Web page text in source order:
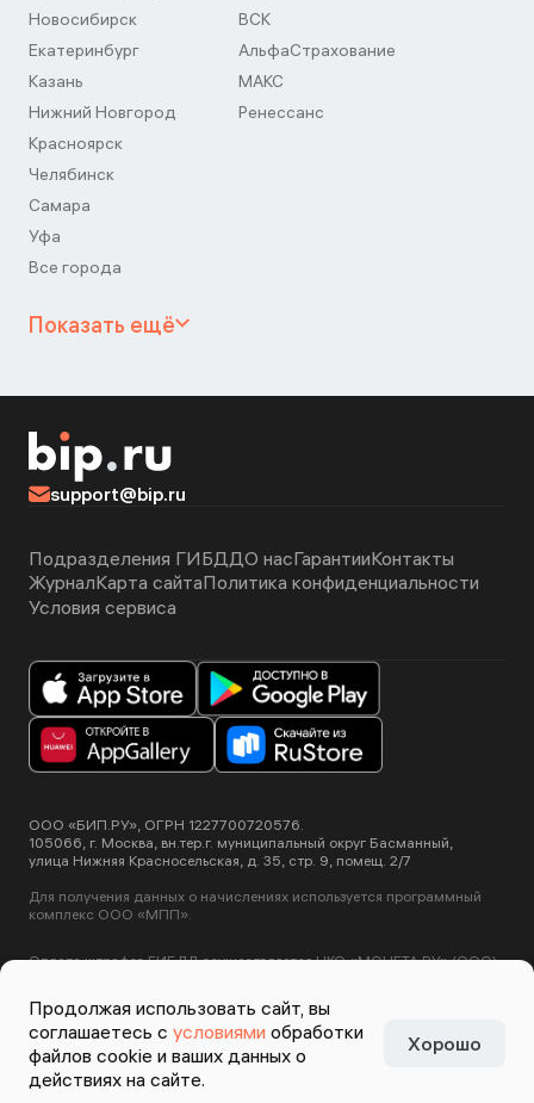
Продолжая использовать сайт, вы
соглашаетесь с условиями обработки
файлов cookie и ваших данных о
действиях на сайте.
Хорошо
Новосибирск
Екатеринбург
Казань
Нижний Новгород
Красноярск
Челябинск
Самара
Уфа
Все города
ВСК
АльфаСтрахование
МАКС
Ренессанс
Показать ещё
support@bip.ru
Подразделения ГИБДДО насГарантииКонтакты
ЖурналКарта сайтаПолитика конфиденциальности
Условия сервиса
ООО «БИП.РУ», ОГРН 1227700720576.
105066, г. Москва, вн.тер.г. муниципальный округ Басманный,
улица Нижняя Красносельская, д. 35, стр. 9, помещ. 2/7
Для получения данных о начислениях используется программный
комплекс ООО «МПП».
Оплата штрафов ГИБДД осуществляется НКО «МОНЕТА.РУ» (ООО).
Этот сайт использует сервис Yandex SmartCaptcha, пользуясь
нашими сервисами вы соглашаетесь с условиями обработки данных
Yandex SmartCaptcha.
Задизайнено вСтудии
Артемия Лебедева